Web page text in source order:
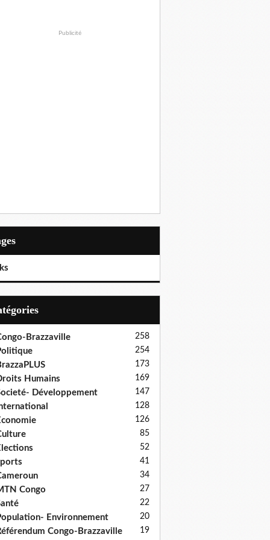
Publicité
Brazzaville 258
254
173
Humains 169
Développement 147
128
126
85
52
41
34
Congo 27
22
Environnement 20
Congo-Brazzaville 19